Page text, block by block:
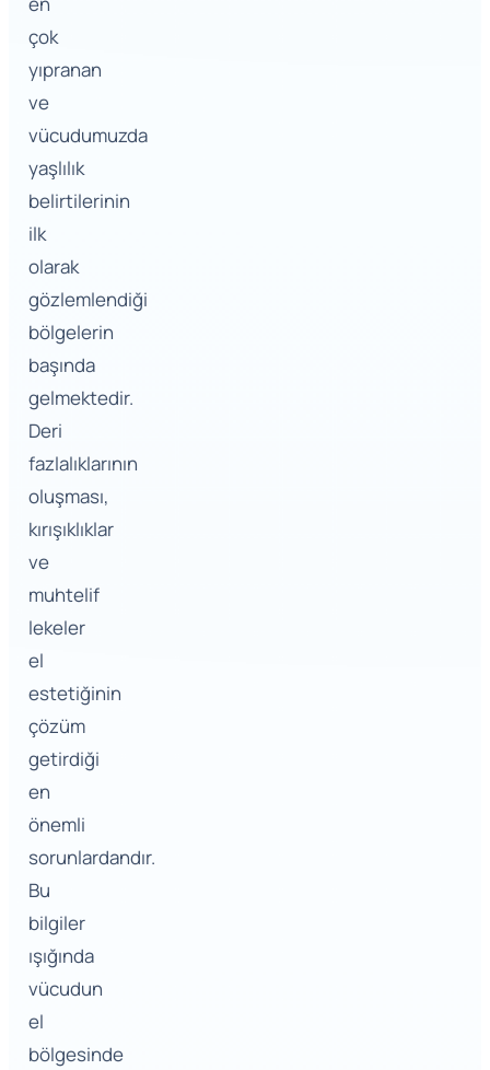
çok
yıpranan
ve
vücudumuzda
yaşlılık
belirtilerinin
ilk
olarak
gözlemlendiği
bölgelerin
başında
gelmektedir.
Deri
fazlalıklarının
oluşması,
kırışıklıklar
ve
muhtelif
lekeler
el
estetiğinin
çözüm
getirdiği
en
önemli
sorunlardandır.
Bu
bilgiler
ışığında
vücudun
el
bölgesinde